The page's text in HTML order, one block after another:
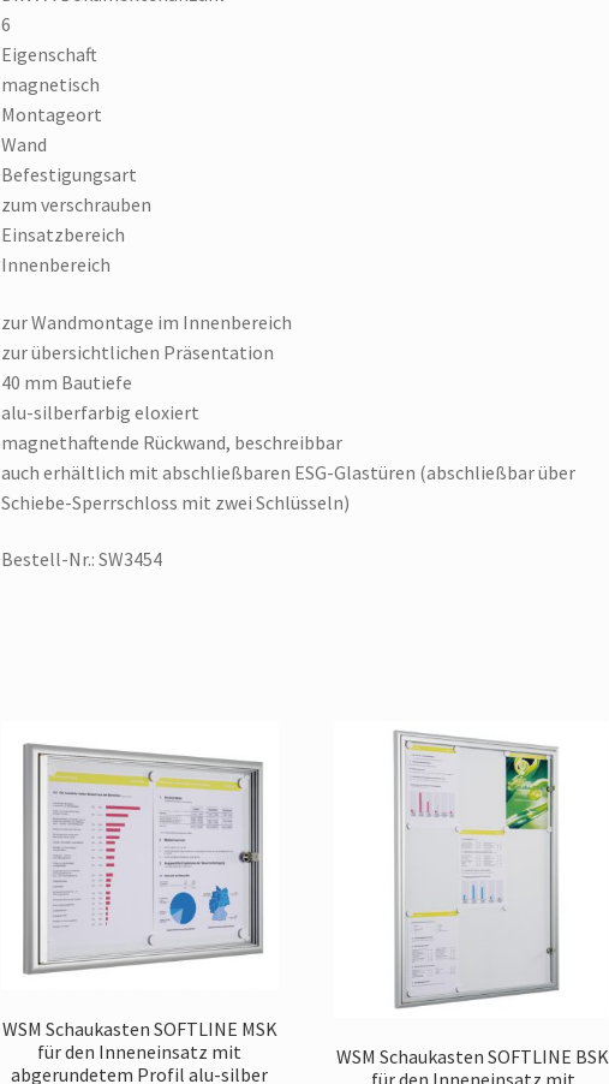
6
Eigenschaft
magnetisch
Montageort
Wand
Befestigungsart
zum verschrauben
Einsatzbereich
Innenbereich
zur Wandmontage im Innenbereich
zur übersichtlichen Präsentation
40 mm Bautiefe
alu-silberfarbig eloxiert
magnethaftende Rückwand, beschreibbar
auch erhältlich mit abschließbaren ESG-Glastüren (abschließbar über
Schiebe-Sperrschloss mit zwei Schlüsseln)
Bestell-Nr.: SW3454
WSM Schaukasten SOFTLINE MSK
für den Inneneinsatz mit
abgerundetem Profil alu-silber
WSM Schaukasten SOFTLINE BSK
für den Inneneinsatz mit